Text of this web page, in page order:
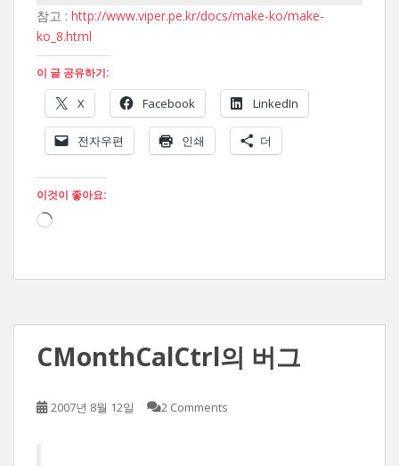
참고 : http://www.viper.pe.kr/docs/make-ko/make-
ko_8.html
이 글 공유하기:
X Facebook LinkedIn
전자우편 인쇄 더
이것이 좋아요:
로
CMonthCalCtrl의 버그
2007년 8월 12일 2 Comments